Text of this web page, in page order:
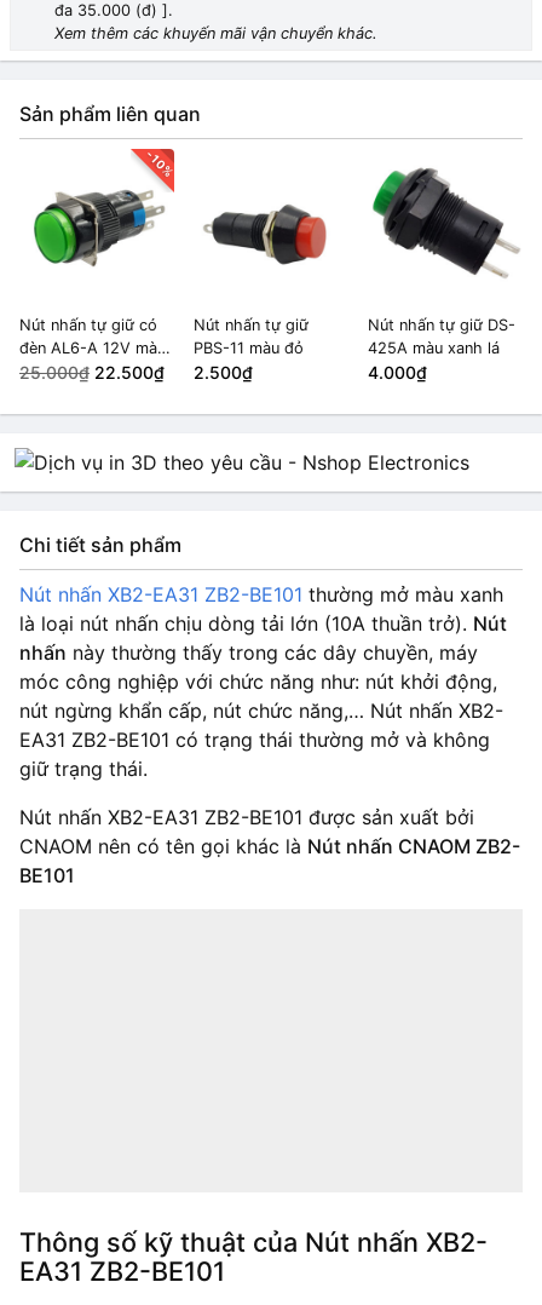
đa 35.000 (đ) ].
Xem thêm các khuyến mãi vận chuyển khác.
Sản phẩm liên quan
-10%
Nút nhấn tự giữ có
đèn AL6-A 12V màu
Xanh Lá
25.000₫ 22.500₫
Nút nhấn tự giữ
PBS-11 màu đỏ
2.500₫
Nút nhấn tự giữ DS-
425A màu xanh lá
4.000₫
Chi tiết sản phẩm
Nút nhấn XB2-EA31 ZB2-BE101 thường mở màu xanh
là loại nút nhấn chịu dòng tải lớn (10A thuần trở). Nút
nhấn này thường thấy trong các dây chuyền, máy
móc công nghiệp với chức năng như: nút khởi động,
nút ngừng khẩn cấp, nút chức năng,… Nút nhấn XB2-
EA31 ZB2-BE101 có trạng thái thường mở và không
giữ trạng thái.
Nút nhấn XB2-EA31 ZB2-BE101 được sản xuất bởi
CNAOM nên có tên gọi khác là Nút nhấn CNAOM ZB2-
BE101
Thông số kỹ thuật của Nút nhấn XB2-
EA31 ZB2-BE101